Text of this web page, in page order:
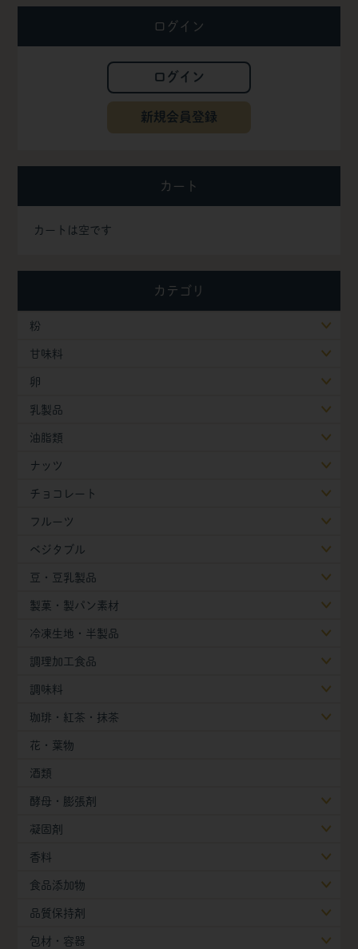
ログイン
ログイン
新規会員登録
カート
カートは空です
カテゴリ
粉
甘味料
卵
乳製品
油脂類
ナッツ
チョコレート
フルーツ
ベジタブル
豆・豆乳製品
製菓・製パン素材
冷凍生地・半製品
調理加工食品
調味料
珈琲・紅茶・抹茶
花・葉物
酒類
酵母・膨張剤
凝固剤
香料
食品添加物
品質保持剤
包材・容器